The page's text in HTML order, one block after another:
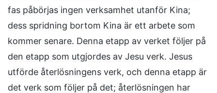
fas påbörjas ingen verksamhet utanför Kina;
dess spridning bortom Kina är ett arbete som
kommer senare. Denna etapp av verket följer på
den etapp som utgjordes av Jesu verk. Jesus
utförde återlösningens verk, och denna etapp är
det verk som följer på det; återlösningen har